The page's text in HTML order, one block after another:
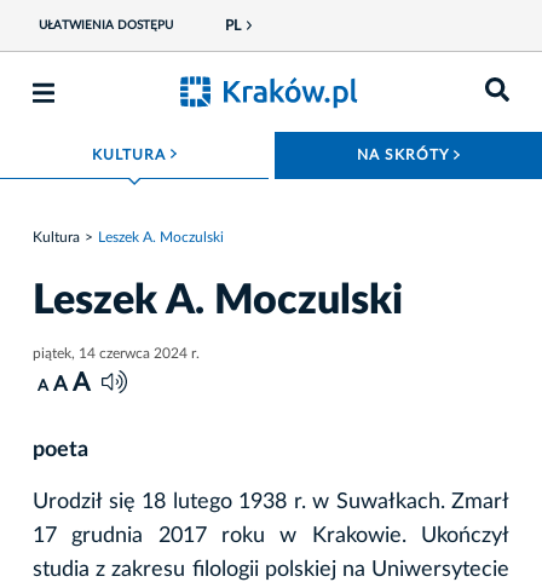
UŁATWIENIA DOSTĘPU PL
KULTURA ROZWIŃ MENU NA SKRÓTY
Kultura Leszek A. Moczulski
Leszek A. Moczulski
piątek, 14 czerwca 2024 r.
A A A
poeta
Urodził się 18 lutego 1938 r. w Suwałkach. Zmarł
17 grudnia 2017 roku w Krakowie. Ukończył
studia z zakresu filologii polskiej na Uniwersytecie